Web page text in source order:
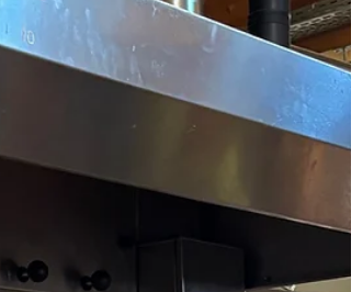
Verkehrsaufkommen vor der Schule zu
verringern und einen Beitrag zum Klimaschutz
zu leisten. Den Gesamtsieg bei den Mädchen
holte sich Alina Kurtz und bei den Burschen
Prutsch. Neben Trophäen und Urkunden gab es
praktische Preise wie Trinkflaschen, Rucksäcke